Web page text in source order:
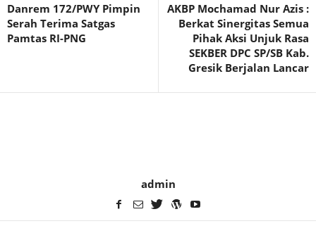
Danrem 172/PWY Pimpin
Serah Terima Satgas
Pamtas RI-PNG
AKBP Mochamad Nur Azis :
Berkat Sinergitas Semua
Pihak Aksi Unjuk Rasa
SEKBER DPC SP/SB Kab.
Gresik Berjalan Lancar
admin